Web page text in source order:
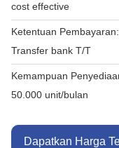
cost effective
Ketentuan Pembayaran:
Transfer bank T/T
Kemampuan
50.000 unit/bulan
Dapatkan Harga